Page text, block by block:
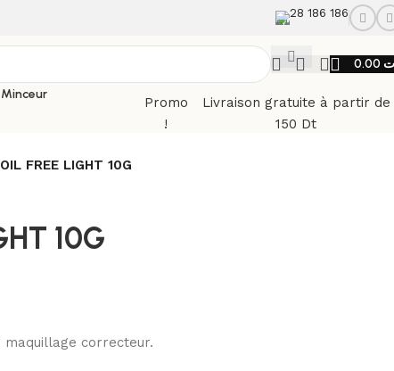
28 186 186
Minceur
Promo
!
Livraison gratuite à partir de
150 Dt
FREE LIGHT 10G
10G
correcteur.